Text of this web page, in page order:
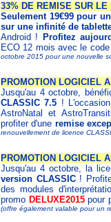
33% DE REMISE SUR
Seulement 19€99 pour
sur une infinité de
Android !
Profitez
ECO 12 mois avec le
octobre 2015 pour une nouvelle
PROMOTION LOGICIEL
Jusqu'au 4 octobre,
CLASSIC 7.5 !
AstroNatal
et
profiter d'une remise
renouvellement de licence
PROMOTION LOGICIEL
Jusqu'au 4 octobre, la
version CLASSIC!
des modules
promo DELUXE2015pour
(offre également valable pour un